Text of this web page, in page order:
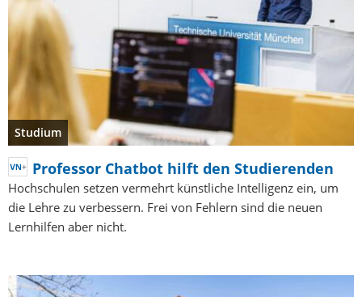
Studium
Professor Chatbot hilft den Studierenden
Hochschulen setzen vermehrt künstliche Intelligenz ein, um
die Lehre zu verbessern. Frei von Fehlern sind die neuen
Lernhilfen aber nicht.